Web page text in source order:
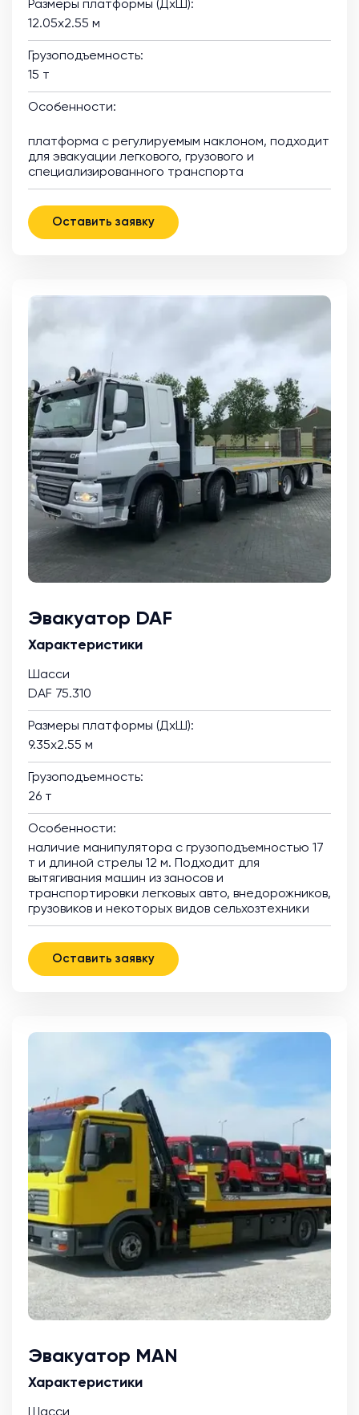
Размеры платформы (ДхШ):
12.05х2.55 м
Грузоподъемность:
15 т
Особенности:
платформа с регулируемым наклоном, подходит
для эвакуации легкового, грузового и
специализированного транспорта
Оставить заявку
Эвакуатор DAF
Характеристики
Шасси
DAF 75.310
Размеры платформы (ДхШ):
9.35х2.55 м
Грузоподъемность:
26 т
Особенности:
наличие манипулятора с грузоподъемностью 17
т и длиной стрелы 12 м. Подходит для
вытягивания машин из заносов и
транспортировки легковых авто, внедорожников,
грузовиков и некоторых видов сельхозтехники
Оставить заявку
Эвакуатор MAN
Характеристики
Шасси